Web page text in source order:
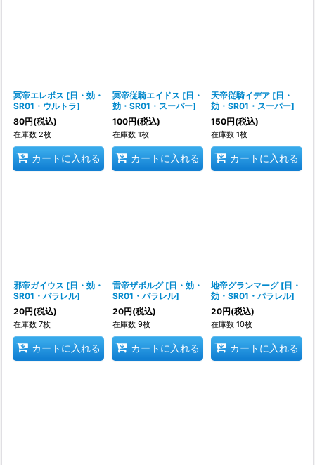
絞り込む
冥帝エレボス [日・効・
SR01・ウルトラ]
80円(税込)
在庫数 2枚
カートに入れる
冥帝従騎エイドス [日・
効・SR01・スーパー]
100円(税込)
在庫数 1枚
カートに入れる
天帝従騎イデア [日・
効・SR01・スーパー]
150円(税込)
在庫数 1枚
カートに入れる
邪帝ガイウス [日・効・
SR01・パラレル]
20円(税込)
在庫数 7枚
カートに入れる
雷帝ザボルグ [日・効・
SR01・パラレル]
20円(税込)
在庫数 9枚
カートに入れる
地帝グランマーグ [日・
効・SR01・パラレル]
20円(税込)
在庫数 10枚
カートに入れる